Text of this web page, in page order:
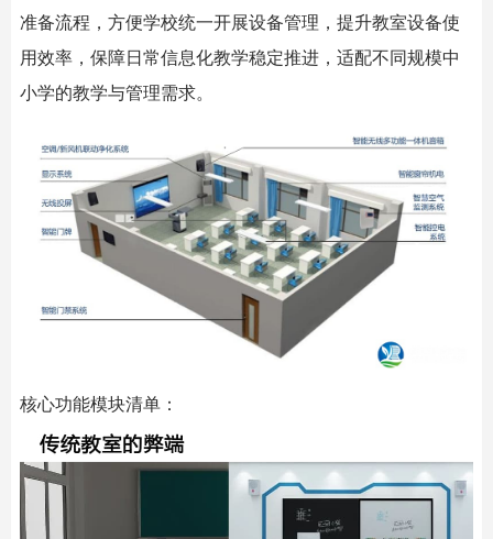
准备流程，方便学校统一开展设备管理，提升教室设备使
用效率，保障日常信息化教学稳定推进，适配不同规模中
小学的教学与管理需求。
核心功能模块清单：